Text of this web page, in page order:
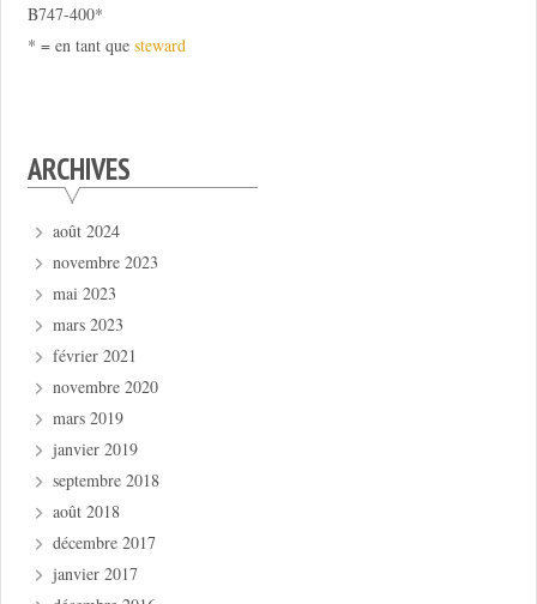
B747-400*
* = en tant que steward
ARCHIVES
août 2024
novembre 2023
mai 2023
mars 2023
février 2021
novembre 2020
mars 2019
janvier 2019
septembre 2018
août 2018
décembre 2017
janvier 2017